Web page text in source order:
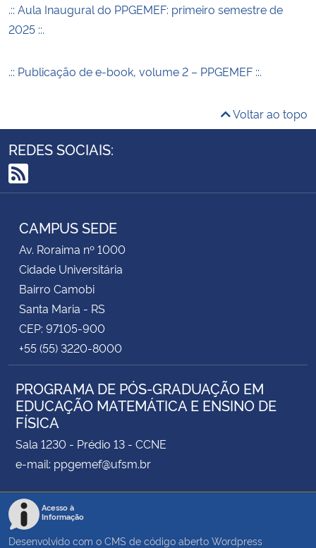
.:: Aula Inaugural do PPGEMEF: primeiro semestre de
2025 ::.
.:: Publicação de e-book, volume 2 – PPGEMEF ::.
Voltar ao topo
REDES SOCIAIS:
RSS
CAMPUS SEDE
Av. Roraima nº 1000
Cidade Universitária
Bairro Camobi
Santa Maria - RS
CEP: 97105-900
+55 (55) 3220-8000
PROGRAMA DE PÓS-GRADUAÇÃO EM
EDUCAÇÃO MATEMÁTICA E ENSINO DE
FÍSICA
Sala 1230 - Prédio 13 - CCNE
e-mail: ppgemef@ufsm.br
Acesso à
Informação
Desenvolvido com o CMS de código aberto Wordpress